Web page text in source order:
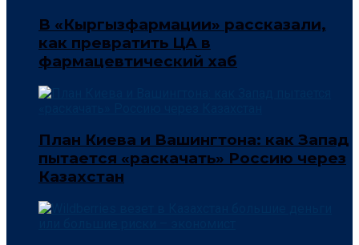
В «Кыргызфармации» рассказали,
как превратить ЦА в
фармацевтический хаб
План Киева и Вашингтона: как Запад
пытается «раскачать» Россию через
Казахстан